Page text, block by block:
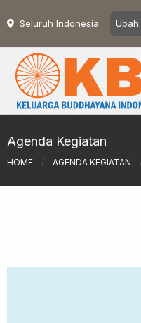
Seluruh Indonesia Ubah
Agenda Kegiatan
HOME / AGENDA KEGIATAN